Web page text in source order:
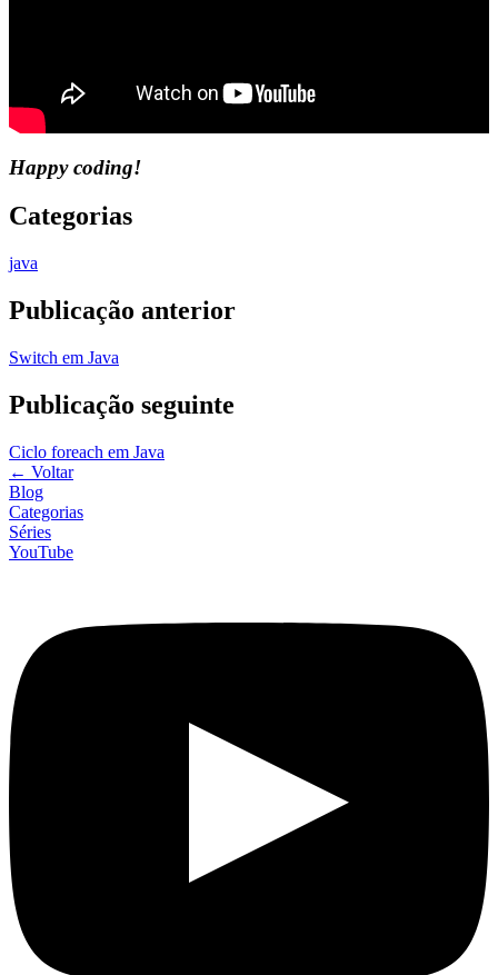
Happy coding!
Categorias
java
Publicação anterior
Switch em Java
Publicação seguinte
Ciclo foreach em Java
← Voltar
Blog
Categorias
Séries
YouTube